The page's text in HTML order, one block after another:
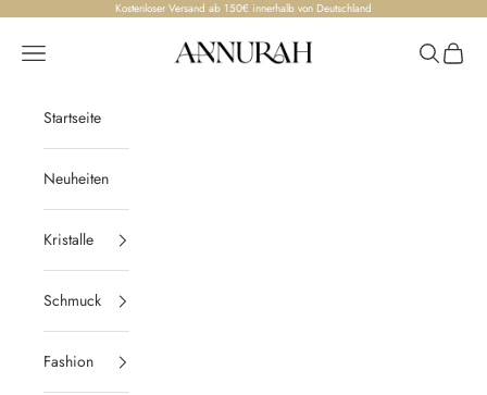
Zum Inhalt springenKostenloser Versand ab 150€ innerhalb von Deutschland
Annurah
Menü Suchen
Startseite
Neuheiten
Kristalle
Schmuck
Fashion